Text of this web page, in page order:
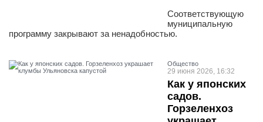
Соответствующую
муниципальную
программу закрывают за ненадобностью.
Общество
29 июня 2026, 16:32
Как у японских
садов.
Горзеленхоз